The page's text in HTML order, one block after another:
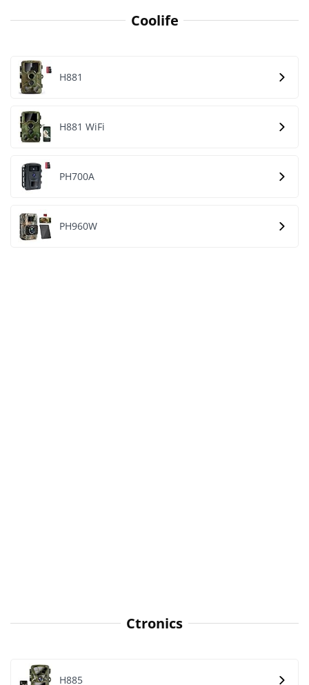
Coolife
H881
H881 WiFi
PH700A
PH960W
Ctronics
H885